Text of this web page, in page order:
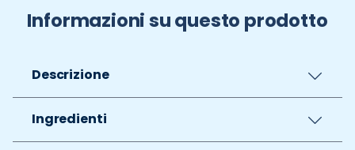
Informazioni su questo prodotto
Descrizione
Ingredienti